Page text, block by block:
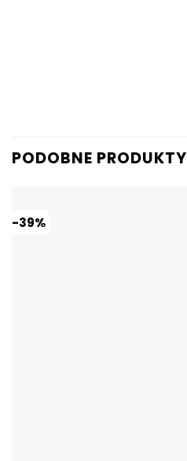
PODOBNE PRODUKTY
-39%